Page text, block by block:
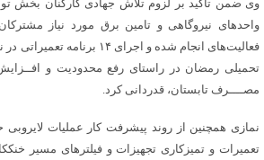
وی ضمن تاکید بر لزوم تلاش جهادی کارکنان بخش
واحدهای نیروگاهی و تامین برق مورد نیاز
فعالیت‌های انجام شده و اجرای ۱۴
تحمیلی رمضان در راستای رفع محدودیت و
مصــــرف تابستان، قدردانی کرد.
نمازی همچنین از روند پیشرفت کار عملیات لایروبی
تعمیرات و تمیزکاری تجهیزات و فیلترهای مسیر